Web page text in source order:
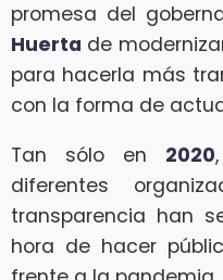
promesa del
Huerta de
para hacerla más
con la forma de
Tan sólo en 2020
diferentes
transparencia han
hora de hacer